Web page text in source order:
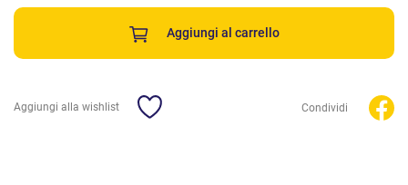
Aggiungi al carrello
Aggiungi alla wishlist Condividi